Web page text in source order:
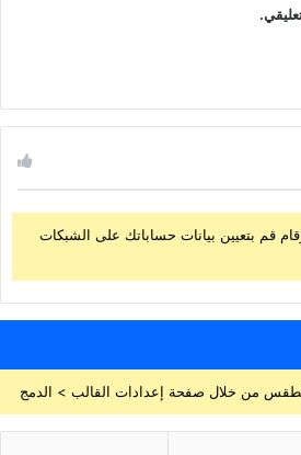
قم بتعيين بيانات حساباتك على الشبكات